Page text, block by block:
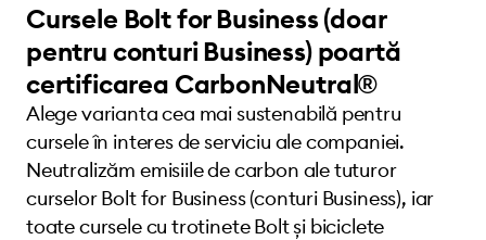
Cursele Bolt for Business (doar
pentru conturi Business) poartă
certificarea CarbonNeutral®
Alege varianta cea mai sustenabilă pentru
cursele în interes de serviciu ale companiei.
Neutralizăm emisiile de carbon ale tuturor
curselor Bolt for Business (conturi Business), iar
toate cursele cu trotinete Bolt și biciclete